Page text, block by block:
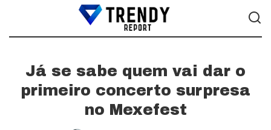
Já se sabe quem vai dar o
primeiro concerto surpresa
no Mexefest